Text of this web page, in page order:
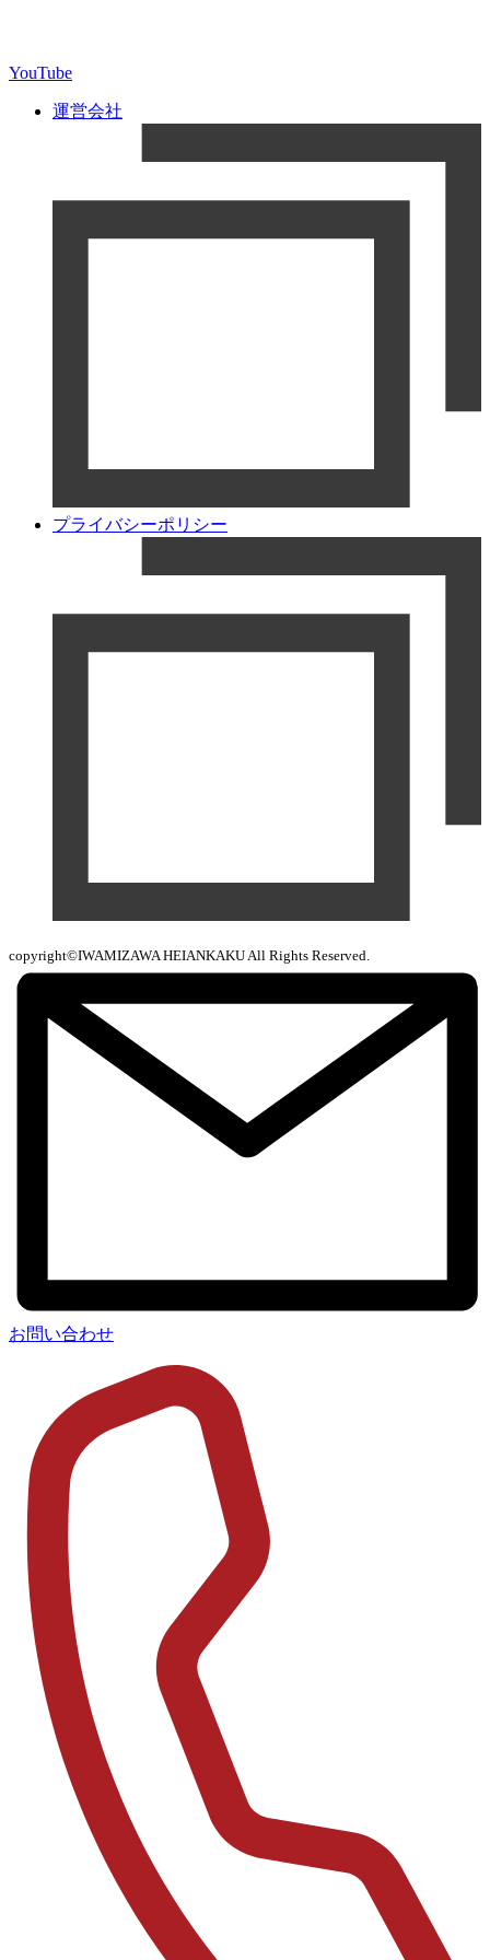
YouTube
運営会社
プライバシーポリシー
copyright©IWAMIZAWA HEIANKAKU All Rights Reserved.
お問い合わせ